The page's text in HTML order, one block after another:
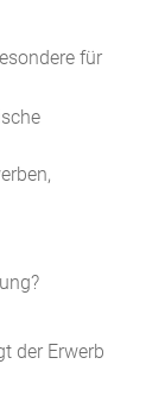
für
der Erwerb